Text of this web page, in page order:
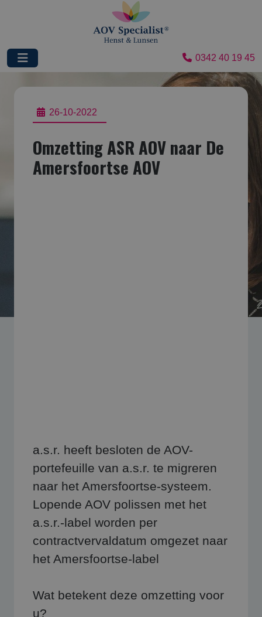
0342 40 19 45
26-10-2022
Omzetting ASR AOV naar De
Amersfoortse AOV
a.s.r. heeft besloten de AOV-
portefeuille van a.s.r. te migreren
naar het Amersfoortse-systeem.
Lopende AOV polissen met het
a.s.r.-label worden per
contractvervaldatum omgezet naar
het Amersfoortse-label
Wat betekent deze omzetting voor
u?